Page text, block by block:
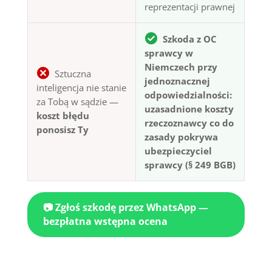
reprezentacji prawnej
Sztuczna
inteligencja nie stanie
za Tobą w sądzie —
koszt błędu
ponosisz Ty
Szkoda z OC
sprawcy w
Niemczech przy
jednoznacznej
odpowiedzialności:
uzasadnione koszty
rzeczoznawcy co do
zasady pokrywa
ubezpieczyciel
sprawcy (§ 249 BGB)
📷 Zgłoś szkodę przez WhatsApp —
bezpłatna wstępna ocena